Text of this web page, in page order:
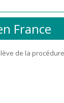
France
de la